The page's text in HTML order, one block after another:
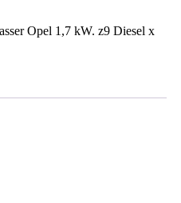
Opel 1,7 kW. z9 Diesel x